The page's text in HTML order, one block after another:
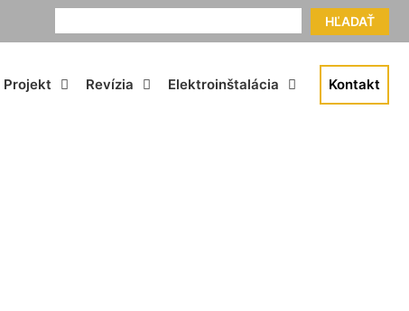
HĽADAŤ
Projekt Revízia Elektroinštalácia Kontakt